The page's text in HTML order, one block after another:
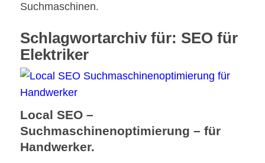
Suchmaschinen.
Schlagwortarchiv für: SEO für
Elektriker
Local SEO –
Suchmaschinenoptimierung – für
Handwerker.